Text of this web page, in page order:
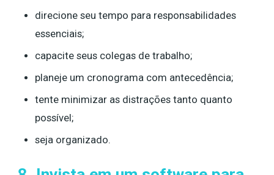
direcione seu tempo para responsabilidades
essenciais;
capacite seus colegas de trabalho;
planeje um cronograma com antecedência;
tente minimizar as distrações tanto quanto
possível;
seja organizado.